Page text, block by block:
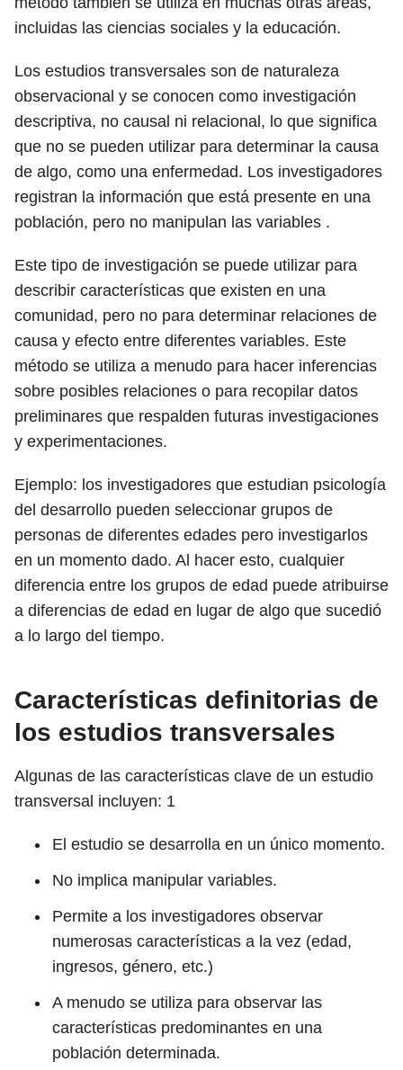
incluidas las ciencias sociales y la educación.
Los estudios transversales son de naturaleza
observacional y se conocen como investigación
descriptiva, no causal ni relacional, lo que significa
que no se pueden utilizar para determinar la causa
de algo, como una enfermedad. Los investigadores
registran la información que está presente en una
población, pero no manipulan las variables .
Este tipo de investigación se puede utilizar para
describir características que existen en una
comunidad, pero no para determinar relaciones de
causa y efecto entre diferentes variables. Este
método se utiliza a menudo para hacer inferencias
sobre posibles relaciones o para recopilar datos
preliminares que respalden futuras investigaciones
y experimentaciones.
Ejemplo: los investigadores que estudian psicología
del desarrollo pueden seleccionar grupos de
personas de diferentes edades pero investigarlos
en un momento dado. Al hacer esto, cualquier
diferencia entre los grupos de edad puede atribuirse
a diferencias de edad en lugar de algo que sucedió
a lo largo del tiempo.
Características definitorias de
los estudios transversales
Algunas de las características clave de un estudio
transversal incluyen: 1
El estudio se desarrolla en un único momento.
No implica manipular variables.
Permite a los investigadores observar
numerosas características a la vez (edad,
ingresos, género, etc.)
A menudo se utiliza para observar las
características predominantes en una
población determinada.